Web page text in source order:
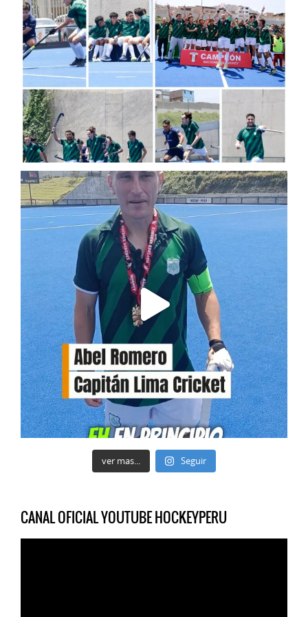
ver mas... Seguir
CANAL OFICIAL YOUTUBE HOCKEYPERU